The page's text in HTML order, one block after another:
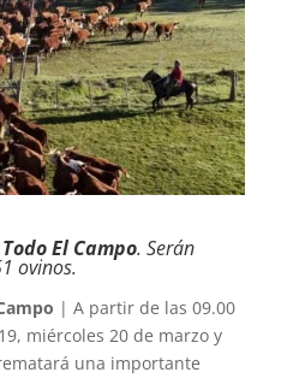
Todo El Campo. Serán
ovinos.
| A partir de las 09.00
miércoles 20 de marzo y
una importante